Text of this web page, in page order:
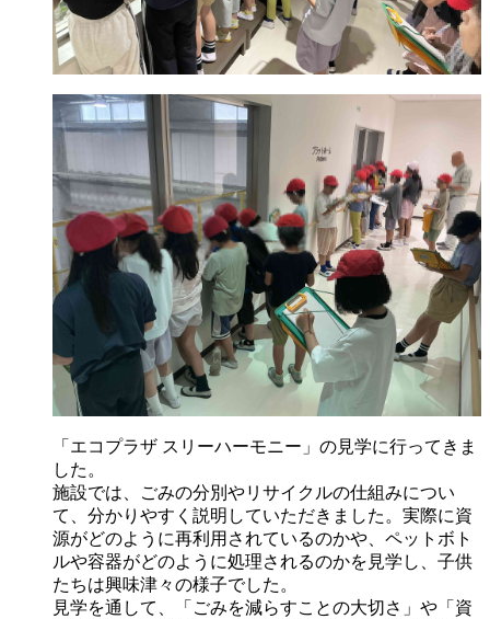
「エコプラザ スリーハーモニー」の見学に行ってきま
した。
施設では、ごみの分別やリサイクルの仕組みについ
て、分かりやすく説明していただきました。実際に資
源がどのように再利用されているのかや、ペットボト
ルや容器がどのように処理されるのかを見学し、子供
たちは興味津々の様子でした。
見学を通して、「ごみを減らすことの大切さ」や「資